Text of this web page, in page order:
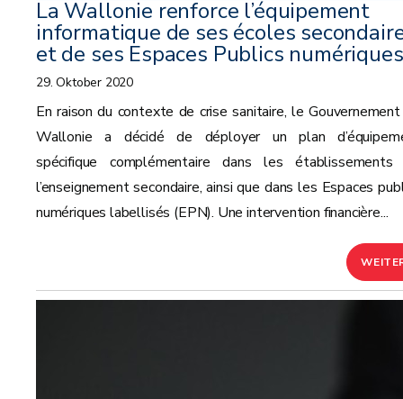
La Wallonie renforce l’équipement
informatique de ses écoles
et de ses Espaces Publics numériques
29. Oktober 2020
En raison du contexte de crise sanitaire, le
Wallonie a décidé de déployer un plan
spécifique complémentaire dans les établissements
l’enseignement secondaire, ainsi que dans les Espaces
numériques labellisés (EPN). Une intervention financière...